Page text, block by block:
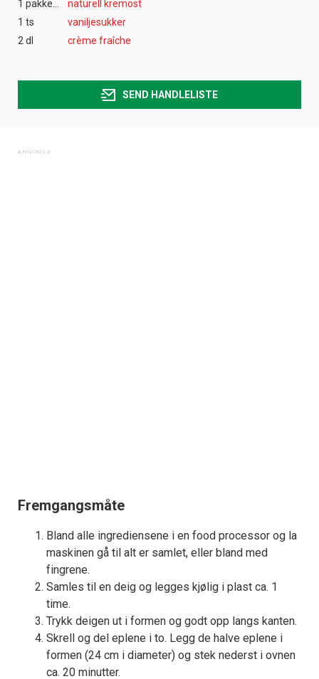
naturell kremost
1 ts
vaniljesukker
2 dl
crème fraîche
SEND HANDLELISTE
Fremgangsmåte
Bland alle ingrediensene i en food processor og la
maskinen gå til alt er samlet, eller bland med
fingrene.
Samles til en deig og legges kjølig i plast ca. 1
time.
Trykk deigen ut i formen og godt opp langs kanten.
Skrell og del eplene i to. Legg de halve eplene i
formen (24 cm i diameter) og stek nederst i ovnen
ca. 20 minutter.